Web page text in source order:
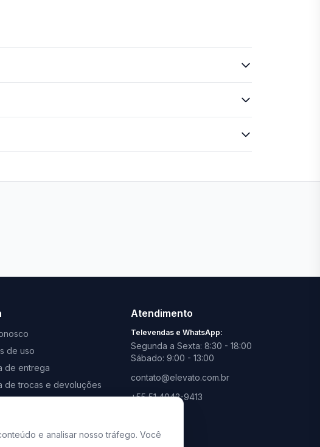
de uso
de entrega
de trocas e devoluções
Atendimento
Televendas e WhatsApp:
Segunda a Sexta: 8:30 - 18:00
Sábado: 9:00 - 13:00
contato@elevato.com.br
+55 51 4042-9413
consulte aqui
e analisar nosso tráfego. Você